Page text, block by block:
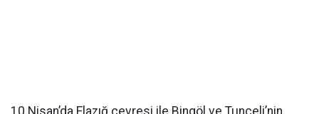
10 Nisan’da Elazığ çevresi ile Bingöl ve Tunceli’nin